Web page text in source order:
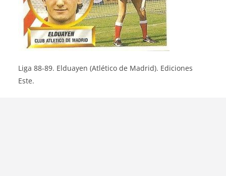
Liga 88-89. Elduayen (Atlético de Madrid). Ediciones
Este.